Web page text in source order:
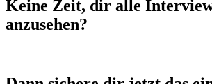
Keine Zeit, dir alle
anzusehen?